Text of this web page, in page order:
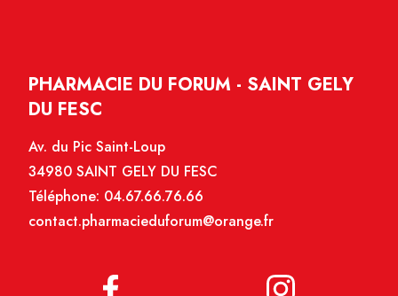
PHARMACIE DU FORUM - SAINT GELY
DU FESC
Av. du Pic Saint-Loup
34980 SAINT GELY DU FESC
Téléphone: 04.67.66.76.66
contact.pharmacieduforum@orange.fr